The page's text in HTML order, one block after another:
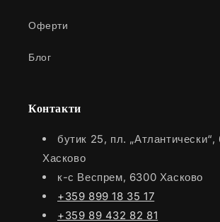
Оферти
Блог
Контакти
бутик 25, пл.
Хасково
к-с Веспрем, 6300 Хасково
+359 899 18 35 17
+359 89 432 82 81